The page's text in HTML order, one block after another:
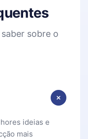
sobre o
ideias e
mais